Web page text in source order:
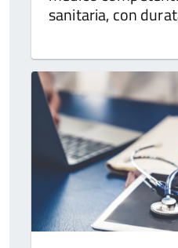
sanitaria, con